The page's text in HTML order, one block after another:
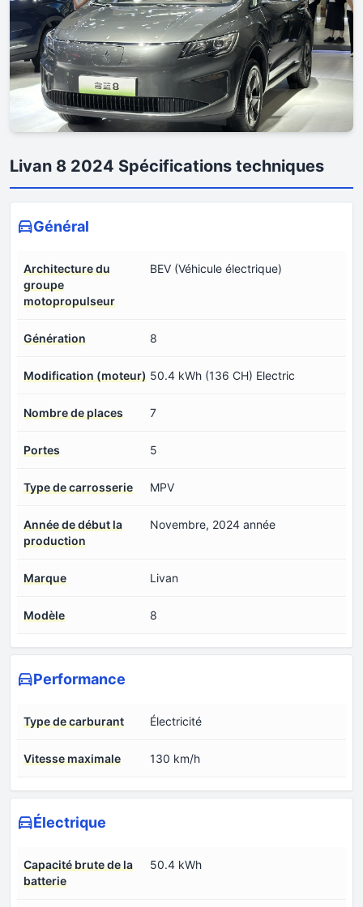
Livan 8 2024 Spécifications techniques
Général
Architecture du
groupe
motopropulseur
BEV (Véhicule électrique)
Génération 8
Modification (moteur) 50.4 kWh (136 CH) Electric
Nombre de places 7
Portes 5
Type de carrosserie MPV
Année de début la
production
Novembre, 2024 année
Marque Livan
Modèle 8
Performance
Type de carburant Électricité
Vitesse maximale 130 km/h
Électrique
Capacité brute de la
batterie
50.4 kWh